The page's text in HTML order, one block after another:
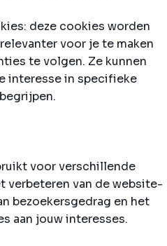
deze cookies worden
voor je te maken
te volgen. Ze kunnen
interesse in specifieke
voor verschillende
verbeteren van de website-
bezoekersgedrag en het
aan jouw interesses.